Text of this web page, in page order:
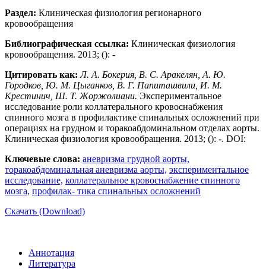
Раздел: Клиническая физиология регионарного
кровообращения
Библиографическая ссылка: Клиническая физиология
кровообращения. 2013; (): -
Цитировать как: Л. А. Бокерия, В. С. Аракелян, А. Ю.
Городков, Ю. М. Цыганков, В. Г. Папиташвили, И. М.
Крестинич, Ш. Т. Жоржолиани. Экспериментальное
исследование роли коллатерального кровоснабжения
спинного мозга в профилактике спинальных осложнений при
операциях на грудном и торакоабдоминальном отделах аорты.
Клиническая физиология кровообращения. 2013; (): -. DOI:
Ключевые слова: аневризма грудной аорты,
торакоабдоминальная аневризма аорты, экспериментальное
исследование, коллатеральное кровоснабжение спинного
мозга, профилак- тика спинальных осложнений
Скачать (Download)
Аннотация
Литература